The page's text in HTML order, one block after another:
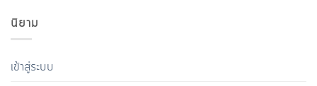
นิยาม
เข้าสู่ระบบ